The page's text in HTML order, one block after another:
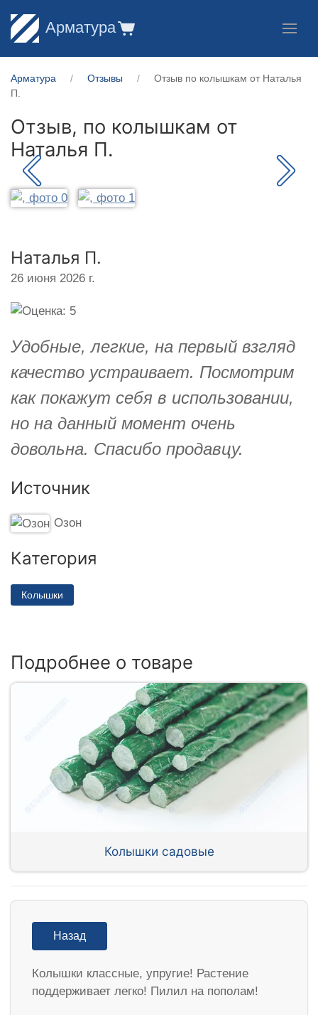
Арматура
Арматура Отзывы
Отзыв по колышкам от Наталья
П.
Отзыв, по колышкам от
Наталья П.
Наталья П.
26 июня 2026 г.
Удобные, легкие, на первый взгляд
качество устраивает. Посмотрим
как покажут себя в использовании,
но на данный момент очень
довольна. Спасибо продавцу.
Источник
Озон
Категория
Колышки
Подробнее о товаре
Колышки садовые
Назад
Колышки классные, упругие! Растение
поддерживает легко! Пилил на пополам!